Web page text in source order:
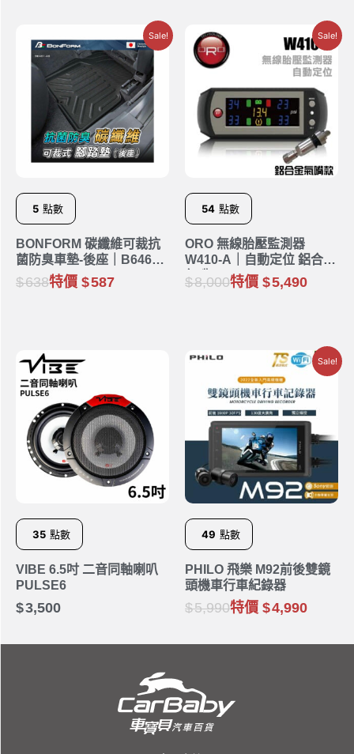
Sale!
5 點數
BONFORM 碳纖維可裁抗
菌防臭車墊-後座｜B6461-
48BK
638特價 587
Sale!
54 點數
ORO 無線胎壓監測器
W410-A｜自動定位 鋁合金
氣嘴
8,000特價 5,490
35 點數
VIBE 6.5吋 二音同軸喇叭
PULSE6
3,500
Sale!
49 點數
PHILO 飛樂 M92前後雙鏡
頭機車行車紀錄器
5,990特價 4,990